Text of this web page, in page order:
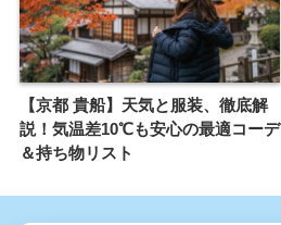
【京都 貴船】天気と服装、徹底解
説！気温差10℃も安心の最適コーデ
＆持ち物リスト